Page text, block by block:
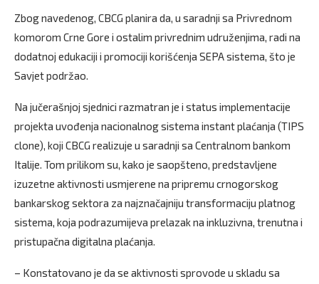
Zbog navedenog, CBCG planira da, u saradnji sa Privrednom
komorom Crne Gore i ostalim privrednim udruženjima, radi na
dodatnoj edukaciji i promociji korišćenja SEPA sistema, što je
Savjet podržao.
Na jučerašnjoj sjednici razmatran je i status implementacije
projekta uvođenja nacionalnog sistema instant plaćanja (TIPS
clone), koji CBCG realizuje u saradnji sa Centralnom bankom
Italije. Tom prilikom su, kako je saopšteno, predstavljene
izuzetne aktivnosti usmjerene na pripremu crnogorskog
bankarskog sektora za najznačajniju transformaciju platnog
sistema, koja podrazumijeva prelazak na inkluzivna, trenutna i
pristupačna digitalna plaćanja.
– Konstatovano je da se aktivnosti sprovode u skladu sa